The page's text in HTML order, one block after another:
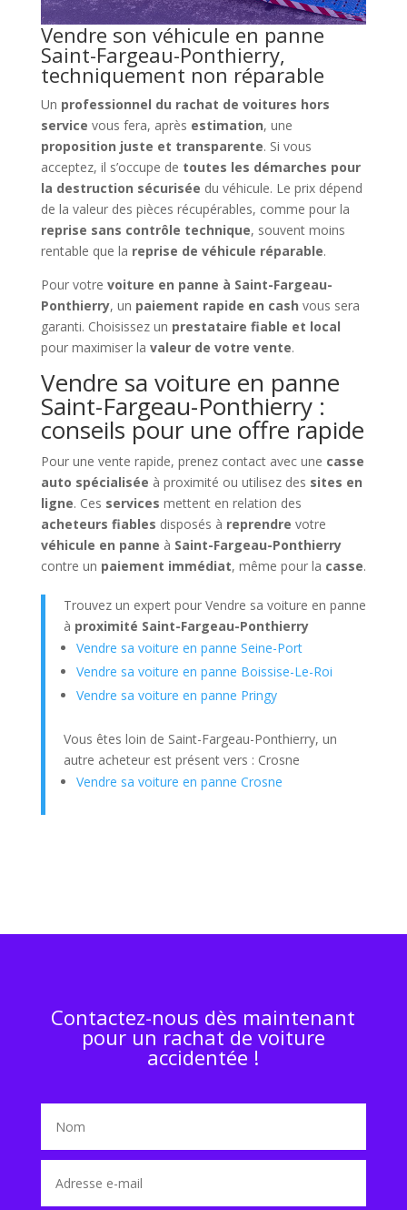
Vendre son véhicule en panne
Saint-Fargeau-Ponthierry,
techniquement non réparable
Un professionnel du rachat de voitures hors
service vous fera, après estimation, une
proposition juste et transparente. Si vous
acceptez, il s’occupe de toutes les démarches pour
la destruction sécurisée du véhicule. Le prix dépend
de la valeur des pièces récupérables, comme pour la
reprise sans contrôle technique, souvent moins
rentable que la reprise de véhicule réparable.
Pour votre voiture en panne à Saint-Fargeau-
Ponthierry, un paiement rapide en cash vous sera
garanti. Choisissez un prestataire fiable et local
pour maximiser la valeur de votre vente.
Vendre sa voiture en panne
Saint-Fargeau-Ponthierry :
conseils pour une offre rapide
Pour une vente rapide, prenez contact avec une casse
auto spécialisée à proximité ou utilisez des sites en
ligne. Ces services mettent en relation des
acheteurs fiables disposés à reprendre votre
véhicule en panne à Saint-Fargeau-Ponthierry
contre un paiement immédiat, même pour la casse.
Trouvez un expert pour Vendre sa voiture en panne
à proximité Saint-Fargeau-Ponthierry
Vendre sa voiture en panne Seine-Port
Vendre sa voiture en panne Boissise-Le-Roi
Vendre sa voiture en panne Pringy
Vous êtes loin de Saint-Fargeau-Ponthierry, un
autre acheteur est présent vers : Crosne
Vendre sa voiture en panne Crosne
Contactez-nous dès maintenant
pour un rachat de voiture
accidentée !